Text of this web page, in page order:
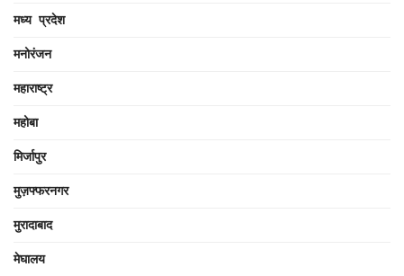
मध्य प्रदेश
मनोरंजन
महाराष्ट्र
महोबा
मिर्जापुर
मुज़फ्फरनगर
मुरादाबाद
मेघालय